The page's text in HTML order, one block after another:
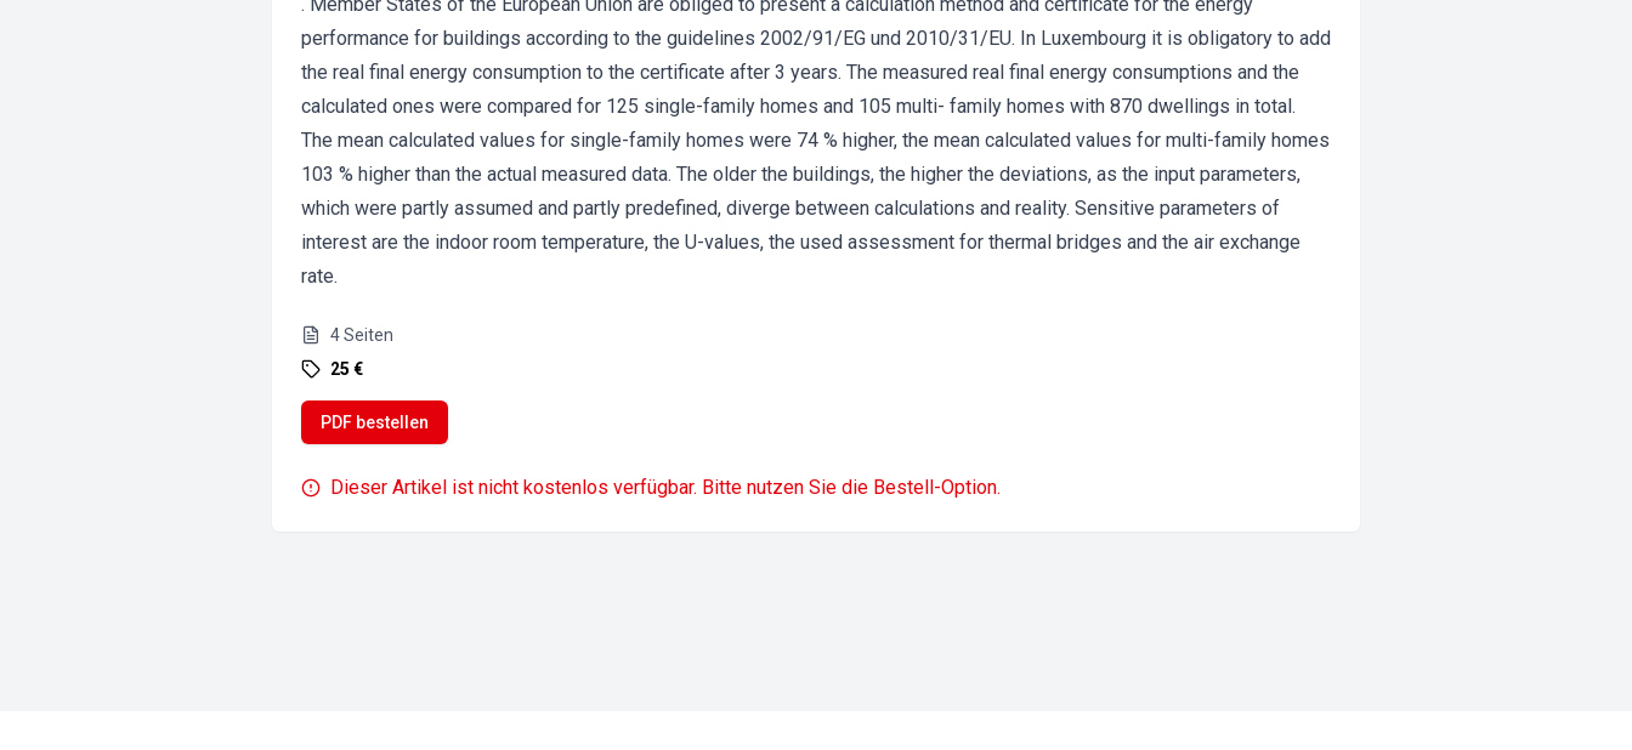
performance for buildings according to the guidelines 2002/91/EG und 2010/31/EU. In Luxembourg it is obligatory to add
the real final energy consumption to the certificate after 3 years. The measured real final energy consumptions and the
calculated ones were compared for 125 single-family homes and 105 multi- family homes with 870 dwellings in total.
The mean calculated values for single-family homes were 74 % higher, the mean calculated values for multi-family homes
103 % higher than the actual measured data. The older the buildings, the higher the deviations, as the input parameters,
which were partly assumed and partly predefined, diverge between calculations and reality. Sensitive parameters of
interest are the indoor room temperature, the U-values, the used assessment for thermal bridges and the air exchange
rate.
4Seiten
25 €
PDF bestellen
Dieser Artikel ist nicht kostenlos verfügbar. Bitte nutzen Sie die Bestell-Option.